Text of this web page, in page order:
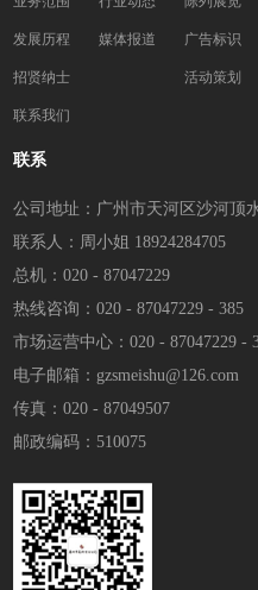
发展历程
招贤纳士
联系我们
媒体报道 广告标识
活动策划
联系
公司地址：广州市天河区沙河顶
联系人：周小姐 18924284705
总机：020 - 87047229
热线咨询：020 - 87047229 - 385
市场运营中心：020 - 87047229 -
电子邮箱：gzsmeishu@126.com
传真：020 - 87049507
邮政编码：510075